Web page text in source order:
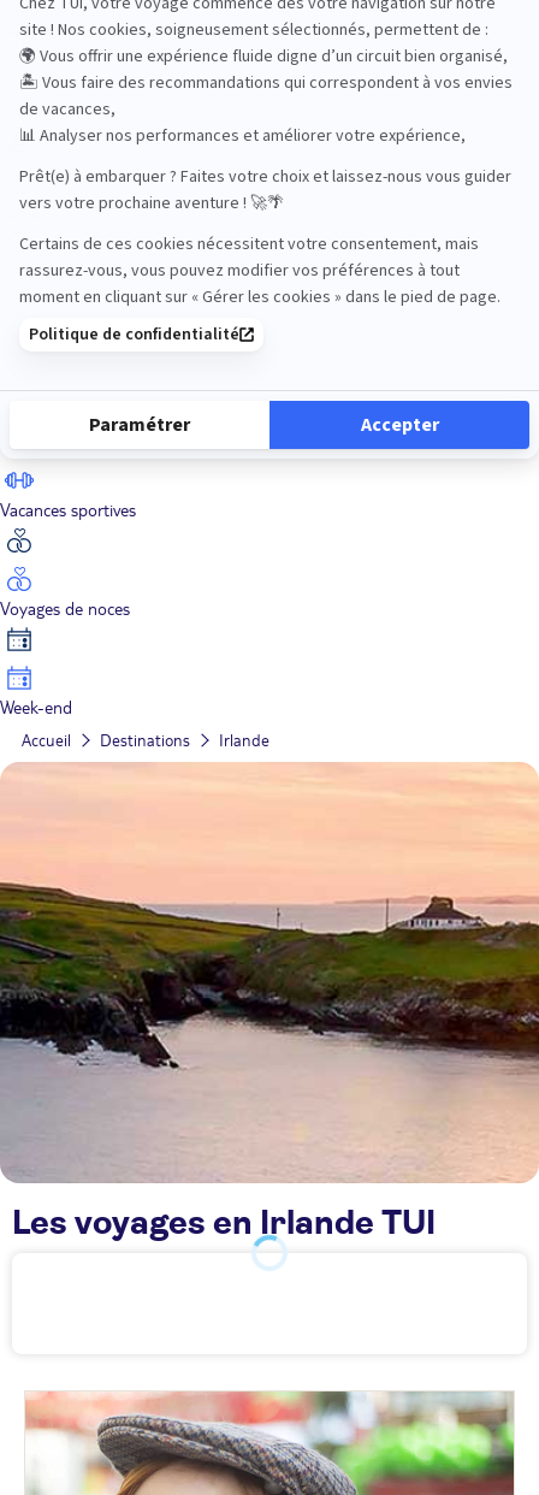
Road Trips
Safari
Sénior
Vacances sportives
Voyages de noces
Week-end
Accueil Destinations Irlande
Les voyages en Irlande TUI